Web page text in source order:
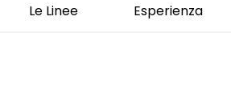
Le Linee Esperienza